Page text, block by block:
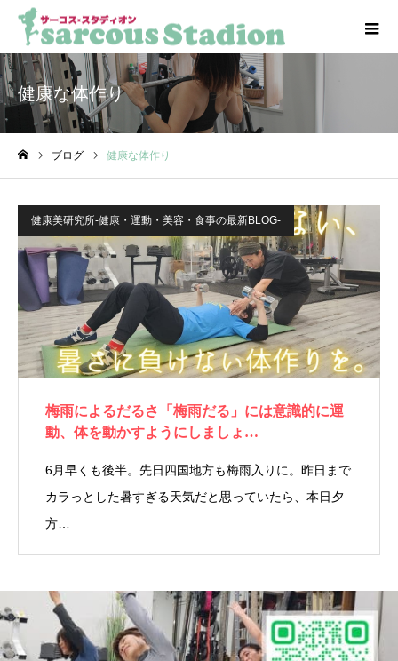
健康な体作り
ブログ 健康な体作り
健康美研究所-健康・運動・美容・食事の最新BLOG-
梅雨によるだるさ「梅雨だる」には意識的に運
動、体を動かすようにしましょ…
6月早くも後半。先日四国地方も梅雨入りに。昨日まで
カラっとした暑すぎる天気だと思っていたら、本日夕
方…